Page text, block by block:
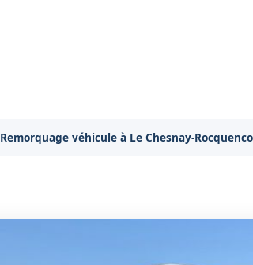
Remorquage véhicule à Le Chesnay-